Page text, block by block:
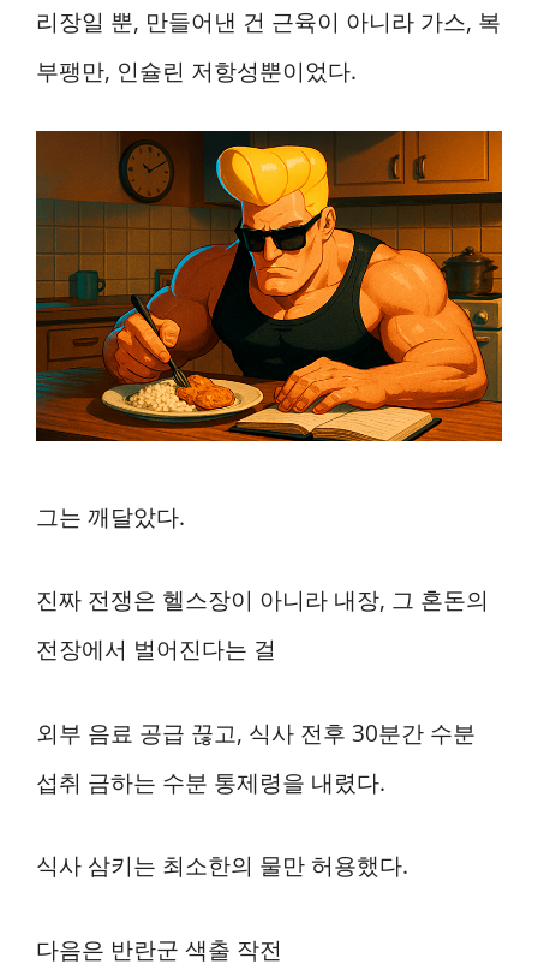
리장일 뿐, 만들어낸 건 근육이 아니라 가스, 복
부팽만, 인슐린 저항성뿐이었다.
그는 깨달았다.
진짜 전쟁은 헬스장이 아니라 내장, 그 혼돈의
전장에서 벌어진다는 걸
외부 음료 공급 끊고, 식사 전후 30분간 수분
섭취 금하는 수분 통제령을 내렸다.
식사 삼키는 최소한의 물만 허용했다.
다음은 반란군 색출 작전